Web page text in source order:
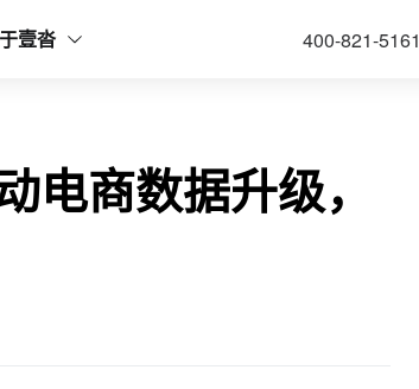
壹沓 400-821-5161
商数据升级，